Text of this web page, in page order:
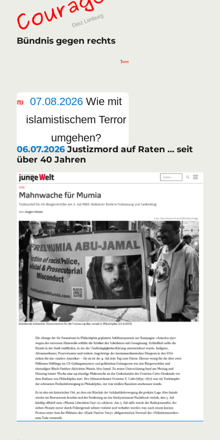
Bündnis gegen rechts
07.08.2026 Wie mit
islamistischem Terror
umgehen?
06.07.2026Justizmord auf Raten … seit
über 40 Jahren